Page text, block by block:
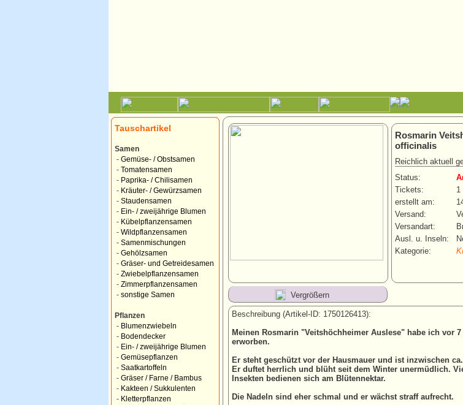
Tauschartikel
Samen
- Gemüse- / Obstsamen
- Tomatensamen
- Paprika- / Chilisamen
- Kräuter- / Gewürzsamen
- Staudensamen
- Ein- / zweijährige Blumen
- Kübelpflanzensamen
- Wildpflanzensamen
- Samenmischungen
- Gehölzsamen
- Gräser- und Getreidesamen
- Zwiebelpflanzensamen
- Zimmerpflanzensamen
- sonstige Samen
Pflanzen
- Blumenzwiebeln
- Bodendecker
- Ein- / zweijährige Blumen
- Gemüsepflanzen
- Saatkartoffeln
- Gräser / Farne / Bambus
- Kakteen / Sukkulenten
- Kletterpflanzen
Rosmarin
officinalis
Reichlich aktuell
Status:
Tickets:
1
erstellt am:
Versand:
Versandart:
Ausl. u. Inseln:
Kategorie:
Vergrößern
Beschreibung (Artikel-ID: 1750126413):
Meinen Rosmarin "Veitshöchheimer Auslese" habe ich vor
erworben.
Er steht geschützt vor der Hausmauer und ist inzwischen
Er duftet herrlich und blüht seit dem Winter unermüdlich.
Insekten bedienen sich am Blütennektar.
Die Nadeln sind eher schmal und er wächst straff aufrecht.